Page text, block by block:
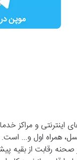
اینترنتی و مراکز
همراه اول و...
رقابت از بقیه پیشی